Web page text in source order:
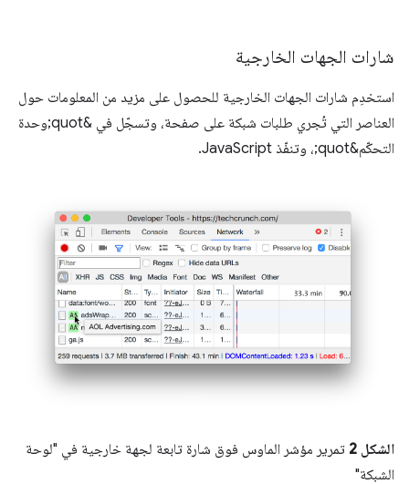
شارات الجهات الخارجية
استخدِم شارات الجهات الخارجية للحصول على مزيد من المعلومات حول
العناصر التي تُجري طلبات شبكة على صفحة، وتسجّل في &quot;وحدة
التحكّم&quot;، وتنفّذ JavaScript.
الشكل 2
تمرير مؤشر الماوس فوق شارة تابعة لجهة خارجية في "لوحة
الشبكة"